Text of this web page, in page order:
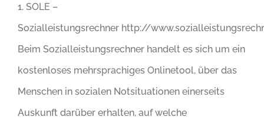
1. SOLE –
Sozialleistungsrechner http://
Beim Sozialleistungsrechner handelt es sich um ein
kostenloses mehrsprachiges Onlinetool, über das
Menschen in sozialen Notsituationen einerseits
Auskunft darüber erhalten, auf welche